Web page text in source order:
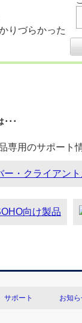
りづらかった
･･･
専用のサポート
ー・クライアン
向け製品
サポート お知